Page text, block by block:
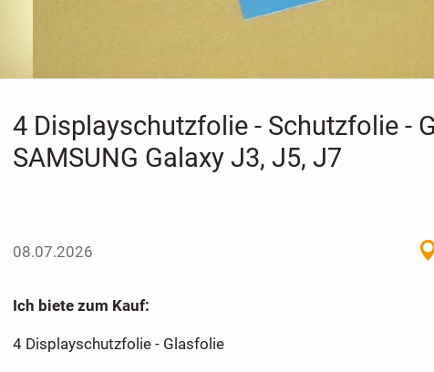
4 Displayschutzfolie - Schutzfolie -
SAMSUNG Galaxy J3, J5, J7
08.07.2026
Ich biete zum Kauf:
4 Displayschutzfolie - Glasfolie